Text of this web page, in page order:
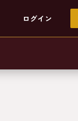
ログイン